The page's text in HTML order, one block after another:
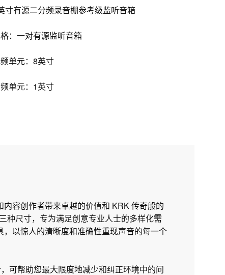
寸有源二分频录音棚参考级监听音箱
：一对有源监听音箱
单元：8英寸
单元：1英寸
容创作者带来卓越的价值和 KRK 传奇般的
种尺寸，专为满足创意专业人士的多样化需
以惊人的清晰度和准确性重现声音的每一个
可帮助您最大限度地减少和纠正环境中的问